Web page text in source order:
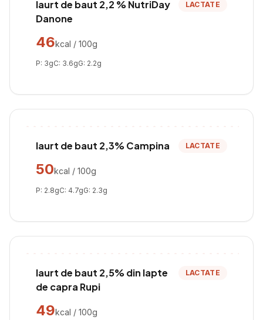
Iaurt de baut 2,2 % NutriDay
Danone
LACTATE
46kcal / 100g
P: 3gC: 3.6gG: 2.2g
Iaurt de baut 2,3% Campina LACTATE
50kcal / 100g
P: 2.8gC: 4.7gG: 2.3g
Iaurt de baut 2,5% din lapte
de capra Rupi
LACTATE
49kcal / 100g